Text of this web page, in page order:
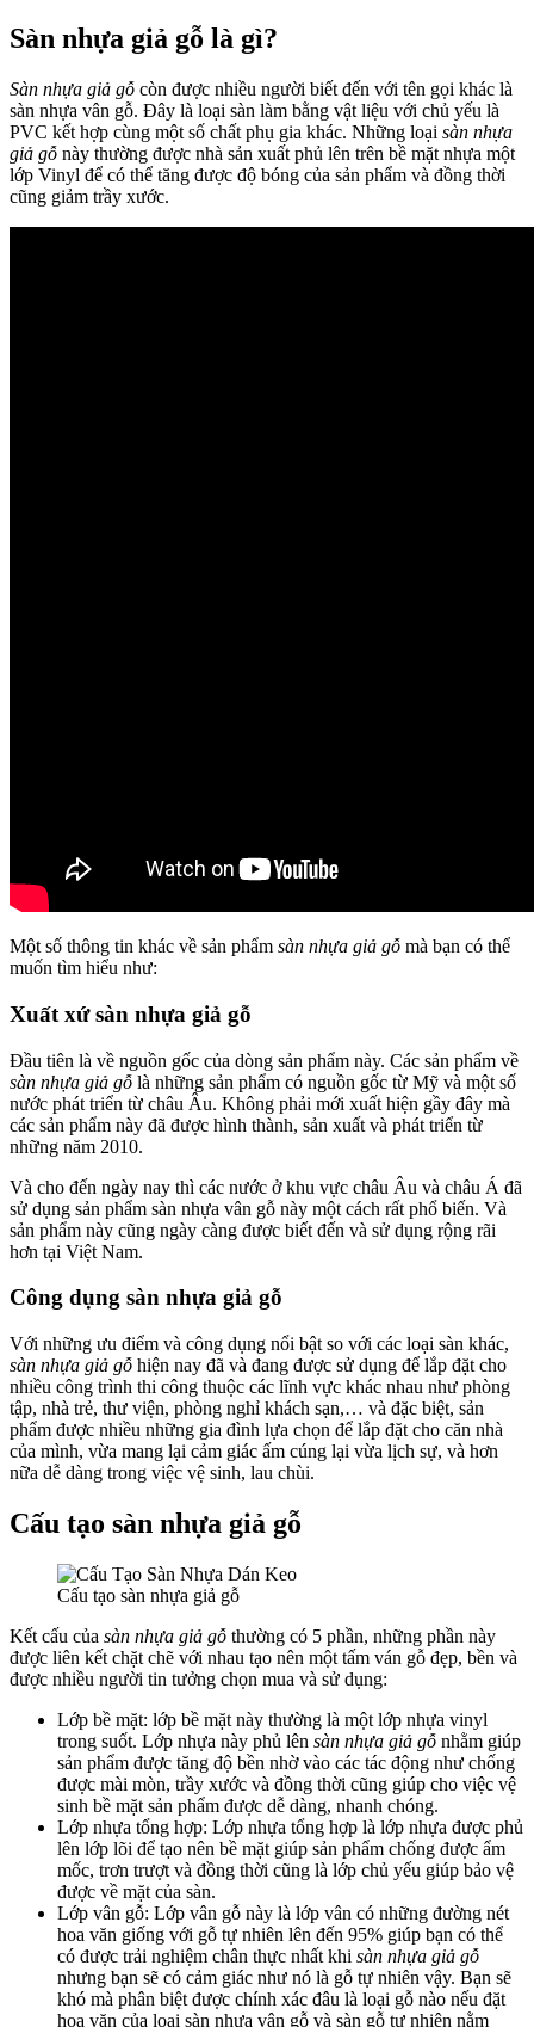
Sàn nhựa giả gỗ là gì?
Sàn nhựa giả gỗ còn được nhiều người biết đến với tên gọi khác là
sàn nhựa vân gỗ. Đây là loại sàn làm bằng vật liệu với chủ yếu là
PVC kết hợp cùng một số chất phụ gia khác. Những loại sàn nhựa
giả gỗ này thường được nhà sản xuất phủ lên trên bề mặt nhựa một
lớp Vinyl để có thể tăng được độ bóng của sản phẩm và đồng thời
cũng giảm trầy xước.
Một số thông tin khác về sản phẩm sàn nhựa giả gỗ mà bạn có thể
muốn tìm hiểu như:
Xuất xứ sàn nhựa giả gỗ
Đầu tiên là về nguồn gốc của dòng sản phẩm này. Các sản phẩm về
sàn nhựa giả gỗ là những sản phẩm có nguồn gốc từ Mỹ và một số
nước phát triển từ châu Âu. Không phải mới xuất hiện gầy đây mà
các sản phẩm này đã được hình thành, sản xuất và phát triển từ
những năm 2010.
Và cho đến ngày nay thì các nước ở khu vực châu Âu và châu Á đã
sử dụng sản phẩm sàn nhựa vân gỗ này một cách rất phổ biến. Và
sản phẩm này cũng ngày càng được biết đến và sử dụng rộng rãi
hơn tại Việt Nam.
Công dụng sàn nhựa giả gỗ
Với những ưu điểm và công dụng nổi bật so với các loại sàn khác,
sàn nhựa giả gỗ hiện nay đã và đang được sử dụng để lắp đặt cho
nhiều công trình thi công thuộc các lĩnh vực khác nhau như phòng
tập, nhà trẻ, thư viện, phòng nghỉ khách sạn,… và đặc biệt, sản
phẩm được nhiều những gia đình lựa chọn để lắp đặt cho căn nhà
của mình, vừa mang lại cảm giác ấm cúng lại vừa lịch sự, và hơn
nữa dễ dàng trong việc vệ sinh, lau chùi.
Cấu tạo sàn nhựa giả gỗ
Cấu tạo sàn nhựa giả gỗ
Kết cấu của sàn nhựa giả gỗ thường có 5 phần, những phần này
được liên kết chặt chẽ với nhau tạo nên một tấm ván gỗ đẹp, bền và
được nhiều người tin tưởng chọn mua và sử dụng:
Lớp bề mặt: lớp bề mặt này thường là một lớp nhựa vinyl
trong suốt. Lớp nhựa này phủ lên sàn nhựa giả gỗ nhằm giúp
sản phẩm được tăng độ bền nhờ vào các tác động như chống
được mài mòn, trầy xước và đồng thời cũng giúp cho việc vệ
sinh bề mặt sản phẩm được dễ dàng, nhanh chóng.
Lớp nhựa tổng hợp: Lớp nhựa tổng hợp là lớp nhựa được phủ
lên lớp lõi để tạo nên bề mặt giúp sản phẩm chống được ẩm
mốc, trơn trượt và đồng thời cũng là lớp chủ yếu giúp bảo vệ
được về mặt của sàn.
Lớp vân gỗ: Lớp vân gỗ này là lớp vân có những đường nét
hoa văn giống với gỗ tự nhiên lên đến 95% giúp bạn có thể
có được trải nghiệm chân thực nhất khi sàn nhựa giả gỗ
nhưng bạn sẽ có cảm giác như nó là gỗ tự nhiên vậy. Bạn sẽ
khó mà phân biệt được chính xác đâu là loại gỗ nào nếu đặt
hoa văn của loại sàn nhựa vân gỗ và sàn gỗ tự nhiên nằm